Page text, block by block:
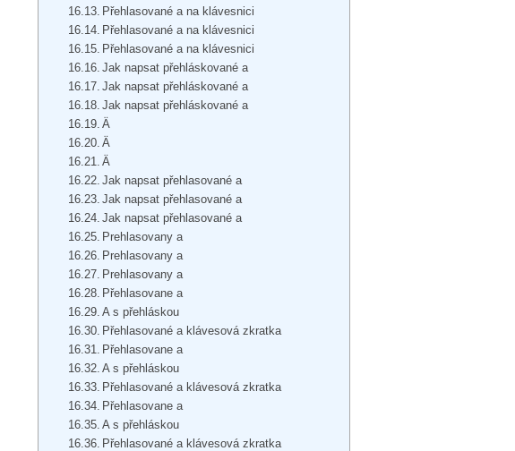
Přehlasované a na klávesnici
Přehlasované a na klávesnici
Přehlasované a na klávesnici
Jak napsat přehláskované a
Jak napsat přehláskované a
Jak napsat přehláskované a
Ä
Ä
Ä
Jak napsat přehlasované a
Jak napsat přehlasované a
Jak napsat přehlasované a
Prehlasovany a
Prehlasovany a
Prehlasovany a
Přehlasovane a
A s přehláskou
Přehlasované a klávesová zkratka
Přehlasovane a
A s přehláskou
Přehlasované a klávesová zkratka
Přehlasovane a
A s přehláskou
Přehlasované a klávesová zkratka